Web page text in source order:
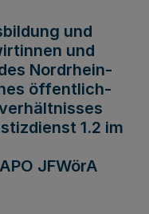
und
und
Nordrhein-
öffentlich-
1.2 im
JFWörA